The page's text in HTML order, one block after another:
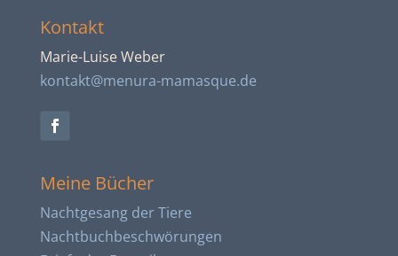
Kontakt
Marie-Luise Weber
kontakt@menura-mamasque.de
Meine Bücher
Nachtgesang der Tiere
Nachtbuch­beschwörungen